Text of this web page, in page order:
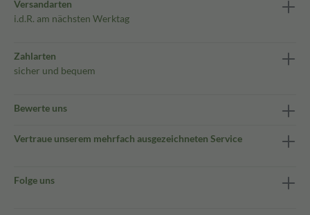
Versandarten
i.d.R. am nächsten Werktag
Zahlarten
sicher und bequem
Bewerte uns
Vertraue unserem mehrfach ausgezeichneten Service
Folge uns